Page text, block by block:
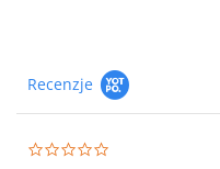
Uniwersalne
BRAGA BR6 może być
Recenzje